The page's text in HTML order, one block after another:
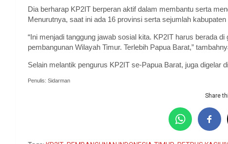
Dia berharap KP2IT berperan aktif dalam membantu serta
Menurutnya, saat ini ada 16 provinsi serta sejumlah
“Ini menjadi tanggung jawab sosial kita. KP2IT harus berada
pembangunan Wilayah Timur. Terlebih Papua Barat,”
Selain melantik pengurus KP2IT se-Papua Barat, juga digelar
Penulis: Sidarman
Share